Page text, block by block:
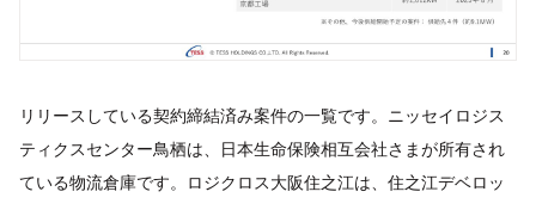
リリースしている契約締結済み案件の一覧です。ニッセイロジス
ティクスセンター鳥栖は、日本生命保険相互会社さまが所有され
ている物流倉庫です。ロジクロス大阪住之江は、住之江デベロッ